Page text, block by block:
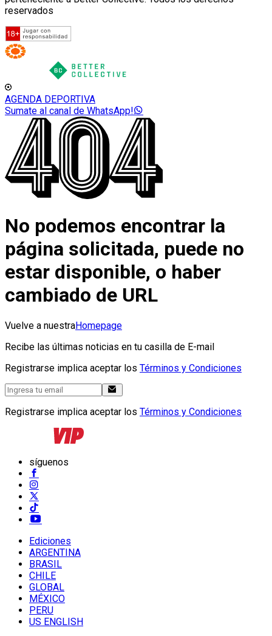
reservados
AGENDA DEPORTIVA
Sumate al canal de WhatsApp!
No podemos encontrar la
página solicitada, puede no
estar disponible, o haber
cambiado de URL
Vuelve a nuestraHomepage
Recibe las últimas noticias en tu casilla de E-mail
Registrarse implica aceptar los Términos y Condiciones
Registrarse implica aceptar los Términos y Condiciones
síguenos
Ediciones
ARGENTINA
BRASIL
CHILE
GLOBAL
MÉXICO
PERU
US ENGLISH